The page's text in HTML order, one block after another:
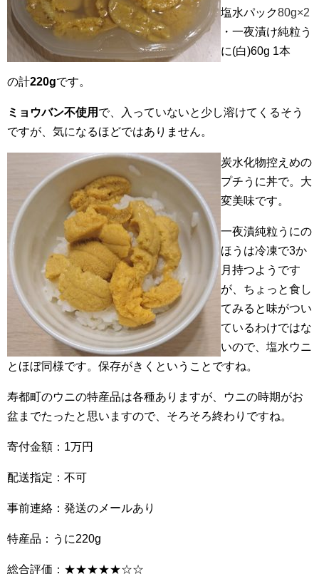
塩水パック80g×2
・一夜漬け純粒う
に(白)60g 1本
の計220gです。
ミョウバン不使用 で、入っていないと少し溶けてくるそう
ですが、気になるほどではありません。
炭水化物控えめの
プチうに丼で。大
変美味です。
一夜漬純粒うにの
ほうは冷凍で3か
月持つようです
が、ちょっと食し
てみると味がつい
ているわけではな
いので、塩水ウニ
とほぼ同様です。保存がきくということですね。
寿都町のウニの特産品は各種ありますが、ウニの時期がお
盆までたったと思いますので、そろそろ終わりですね。
寄付金額：1万円
配送指定：不可
事前連絡：発送のメールあり
特産品：うに220g
総合評価：★★★★★☆☆